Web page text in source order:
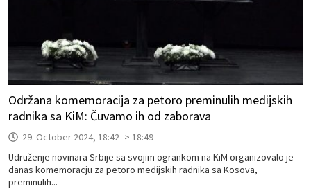
Održana komemoracija za petoro preminulih medijskih
radnika sa KiM: Čuvamo ih od zaborava
29. October 2024, 18:42 -> 18:49
Udruženje novinara Srbije sa svojim ogrankom na KiM organizovalo je
danas komemoracju za petoro medijskih radnika sa Kosova,
preminulih...